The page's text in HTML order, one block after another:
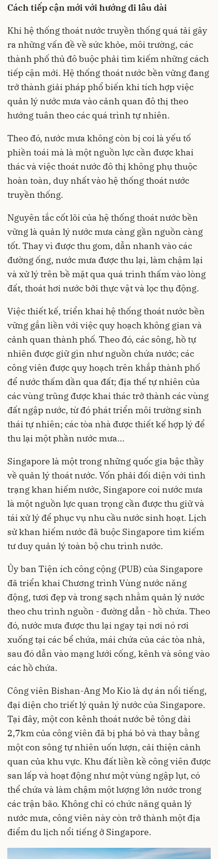
Cách tiếp cận mới với hướng đi lâu dài
Khi hệ thống thoát nước truyền thống quá tải gây
ra những vấn đề về sức khỏe, môi trường, các
thành phố thủ đô buộc phải tìm kiếm những cách
tiếp cận mới. Hệ thống thoát nước bền vững đang
trở thành giải pháp phổ biến khi tích hợp việc
quản lý nước mưa vào cảnh quan đô thị theo
hướng tuân theo các quá trình tự nhiên.
Theo đó, nước mưa không còn bị coi là yếu tố
phiền toái mà là một nguồn lực cần được khai
thác và việc thoát nước đô thị không phụ thuộc
hoàn toàn, duy nhất vào hệ thống thoát nước
truyền thống.
Nguyên tắc cốt lõi của hệ thống thoát nước bền
vững là quản lý nước mưa càng gần nguồn càng
tốt. Thay vì được thu gom, dẫn nhanh vào các
đường ống, nước mưa được thu lại, làm chậm lại
và xử lý trên bề mặt qua quá trình thấm vào lòng
đất, thoát hơi nước bởi thực vật và lọc thụ động.
Việc thiết kế, triển khai hệ thống thoát nước bền
vững gắn liền với việc quy hoạch không gian và
cảnh quan thành phố. Theo đó, các sông, hồ tự
nhiên được giữ gìn như nguồn chứa nước; các
công viên được quy hoạch trên khắp thành phố
để nước thấm dần qua đất; địa thế tự nhiên của
các vùng trũng được khai thác trở thành các vùng
đất ngập nước, từ đó phát triển môi trường sinh
thái tự nhiên; các tòa nhà được thiết kế hợp lý để
thu lại một phần nước mưa...
Singapore là một trong những quốc gia bậc thầy
về quản lý thoát nước. Vốn phải đối diện với tình
trạng khan hiếm nước, Singapore coi nước mưa
là một nguồn lực quan trọng cần được thu giữ và
tái xử lý để phục vụ nhu cầu nước sinh hoạt. Lịch
sử khan hiếm nước đã buộc Singapore tìm kiếm
tư duy quản lý toàn bộ chu trình nước.
Ủy ban Tiện ích công cộng (PUB) của Singapore
đã triển khai Chương trình Vùng nước năng
động, tươi đẹp và trong sạch nhằm quản lý nước
theo chu trình nguồn - đường dẫn - hồ chứa. Theo
đó, nước mưa được thu lại ngay tại nơi nó rơi
xuống tại các bể chứa, mái chứa của các tòa nhà,
sau đó dẫn vào mạng lưới cống, kênh và sông vào
các hồ chứa.
Công viên Bishan-Ang Mo Kio là dự án nổi tiếng,
đại diện cho triết lý quản lý nước của Singapore.
Tại đây, một con kênh thoát nước bê tông dài
2,7km của công viên đã bị phá bỏ và thay bằng
một con sông tự nhiên uốn lượn, cải thiện cảnh
quan của khu vực. Khu đất liền kề công viên được
san lấp và hoạt động như một vùng ngập lụt, có
thể chứa và làm chậm một lượng lớn nước trong
các trận bão. Không chỉ có chức năng quản lý
nước mưa, công viên này còn trở thành một địa
điểm du lịch nổi tiếng ở Singapore.